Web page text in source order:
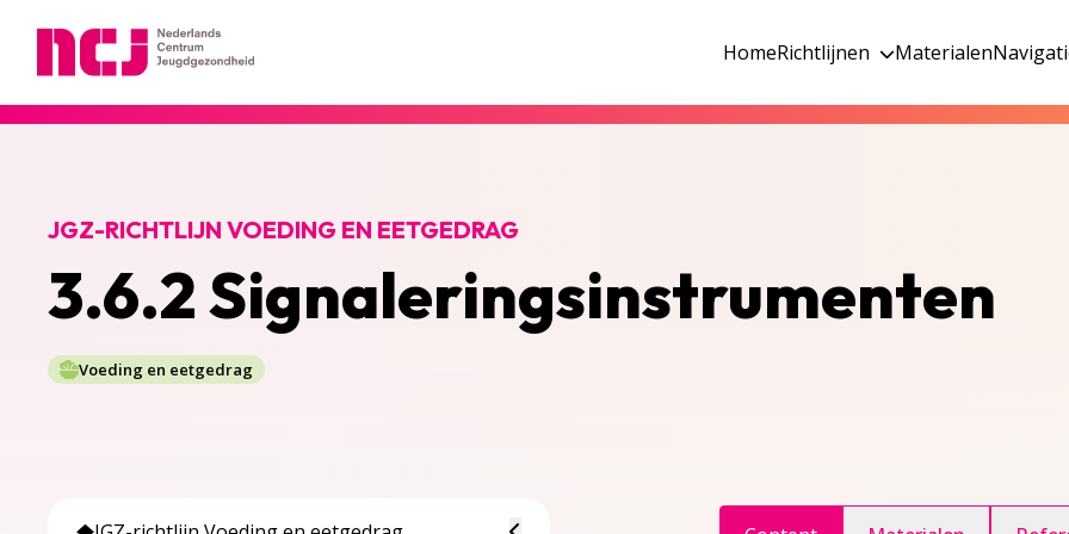
HomeRichtlijnen Materialen
3.6.2 Signaleringsinstrumenten
JGZ-RICHTLIJN VOEDING EN EETGEDRAG
Voeding en eetgedrag